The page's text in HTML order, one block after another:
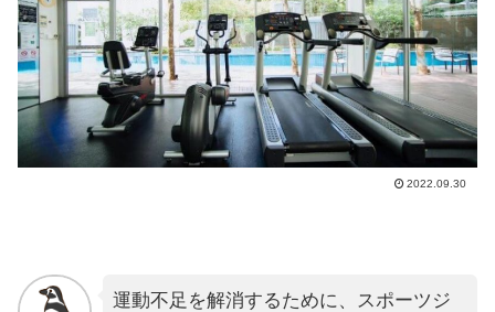
2022.09.30
運動不足を解消するために、スポーツジ